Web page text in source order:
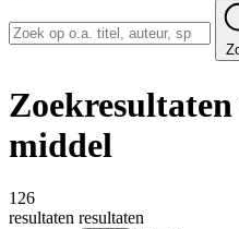
middel
126
resultaten resultaten